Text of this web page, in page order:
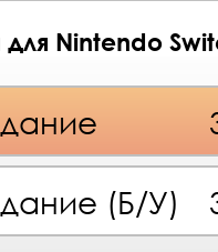
Nintendo
(Б/У)